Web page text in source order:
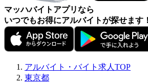
マッハバイトアプリなら
いつでもお得にアルバイトが探せます！
アルバイト・バイト求人TOP
東京都